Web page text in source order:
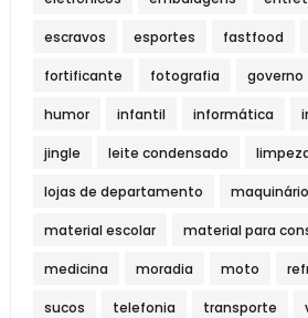
escravos esportes fastfood
fortificante fotografia governo
humor infantil informática
jingle leite condensado
lojas de departamento
material escolar material para
medicina moradia moto
sucos telefonia transporte